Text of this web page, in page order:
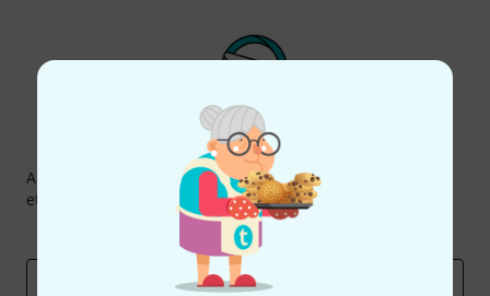
Thomann Newsletter
Abonniere den Thomann Newsletter und gewinne mit
etwas Glück einen von
50 Gutscheinenüber jeweils